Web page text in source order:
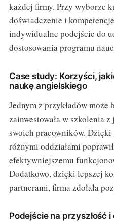
każdej firmy. Przy wyborze
doświadczenie i
indywidualne podejście do
dostosowania programu
Case study: Korzyści,
naukę angielskiego
Jednym z przykładów może
zainwestowała w szkolenia
swoich pracowników.
różnymi oddziałami
efektywniejszemu
Dodatkowo, dzięki lepszej
partnerami, firma zdołała
Podejście na przyszłość